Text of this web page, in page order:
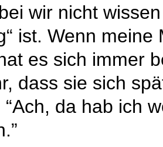
wir nicht
ist. Wenn meine
es sich immer
dass sie sich
da hab ich